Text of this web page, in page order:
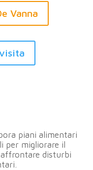
Vanna
piani alimentari
per migliorare il
affrontare disturbi